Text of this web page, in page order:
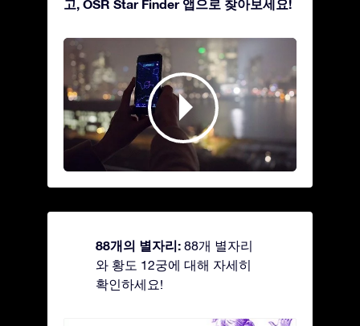
고, OSR Star Finder 앱으로 찾아보세요!
88개의 별자리: 88개 별자리
와 황도 12궁에 대해 자세히
확인하세요!